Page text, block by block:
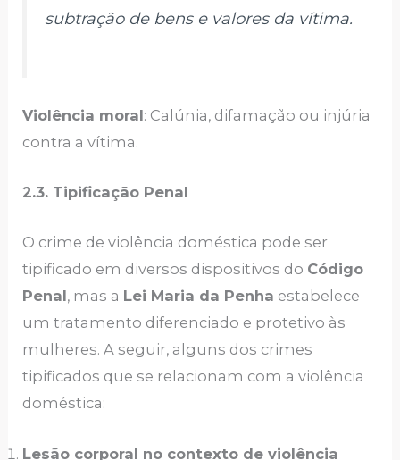
subtração de bens e valores da vítima.
Violência moral: Calúnia, difamação ou injúria
contra a vítima.
2.3. Tipificação Penal
O crime de violência doméstica pode ser
tipificado em diversos dispositivos do Código
Penal, mas a Lei Maria da Penha estabelece
um tratamento diferenciado e protetivo às
mulheres. A seguir, alguns dos crimes
tipificados que se relacionam com a violência
doméstica:
Lesão corporal no contexto de violência